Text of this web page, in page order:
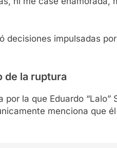
impulsadas
de la ruptura
la que Eduardo “Lalo”
menciona que